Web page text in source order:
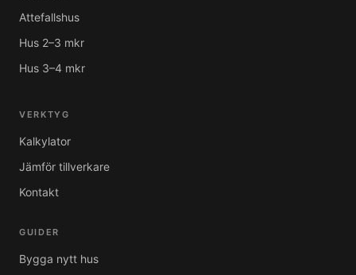
Attefallshus
Hus 2–3 mkr
Hus 3–4 mkr
VERKTYG
Kalkylator
Jämför tillverkare
Kontakt
GUIDER
Bygga nytt hus